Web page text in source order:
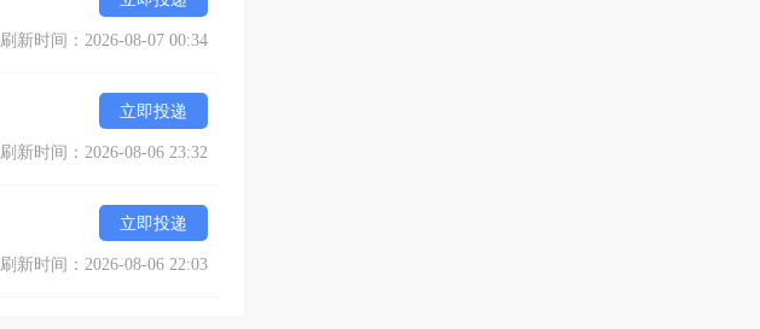
刷新时间：2026-08-07 00:34
立即投递
刷新时间：2026-08-06 23:32
立即投递
刷新时间：2026-08-06 22:03